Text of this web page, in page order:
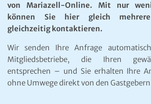
Google Play Store als auch im Apple
erhältlich.
Wetter